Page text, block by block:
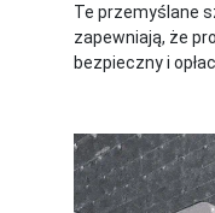
Te przemyślane
zapewniają, że
bezpieczny i